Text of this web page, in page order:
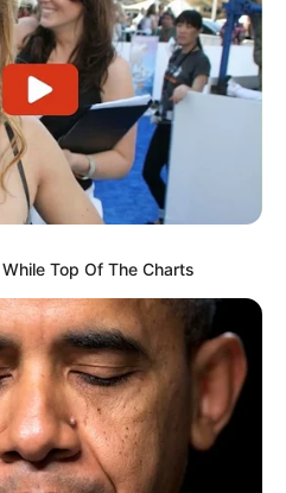
yardımla bağlı
təşəkkür edib
0
Top Of The Charts